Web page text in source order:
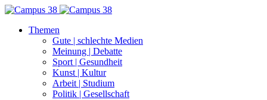
Themen
Gute | schlechte Medien
Meinung | Debatte
Sport | Gesundheit
Kunst | Kultur
Arbeit | Studium
Politik | Gesellschaft